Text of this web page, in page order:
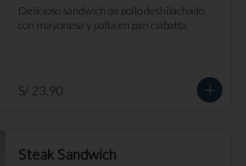
Delicioso sándwich de pollo deshilachado,
con mayonesa y palta en pan ciabatta
S/ 23.90
Steak Sandwich